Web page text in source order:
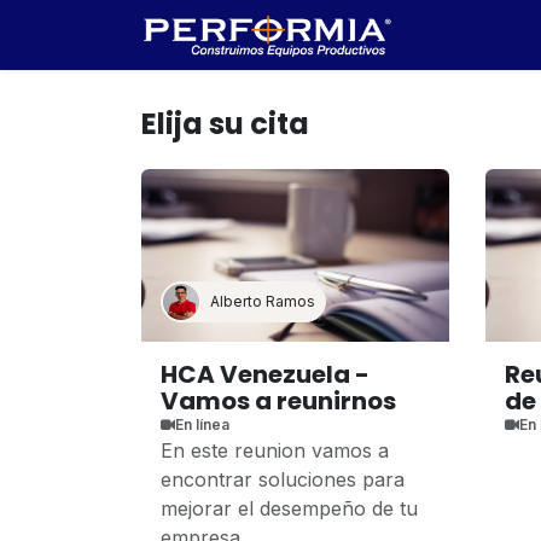
Elija su cita
Alberto Ramos
HCA Venezuela -
Vamos a reunirnos
En línea
En este reunion vamos a
encontrar soluciones para
mejorar el desempeño de tu